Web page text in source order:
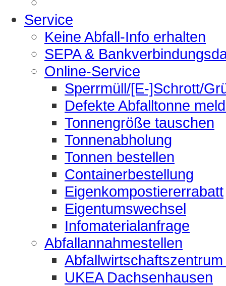
Service
Keine Abfall-Info erhalten
SEPA &
Online-Service
Sperrmüll/[E-]Schrott/
Defekte Abfalltonne
Tonnengröße tauschen
Tonnenabholung
Tonnen bestellen
Containerbestellung
Eigenkompostiererrabatt
Eigentumswechsel
Infomaterialanfrage
Abfallannahmestellen
UKEA Dachsenhausen